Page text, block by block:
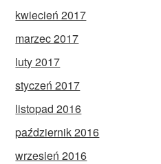
kwiecień 2017
marzec 2017
luty 2017
styczeń 2017
listopad 2016
październik 2016
wrzesień 2016